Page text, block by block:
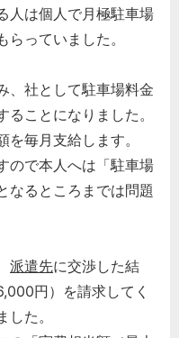
人は個人で月極駐車場
らっていました。
、社として駐車場料金
ことになりました。
毎月支給します。
ので本人へは「駐車場
なるところまでは問題
派遣先に交渉した結
円）を請求してく
た。